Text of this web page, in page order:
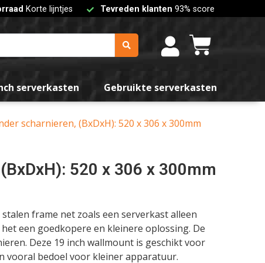
Korte lijntjes Tevreden klanten 93% score
serverkasten Gebruikte serverkasten
scharnieren, (BxDxH): 520 x 306 x 300mm
520 x 306 x 300mm
frame net zoals een serverkast alleen
een goedkopere en kleinere oplossing. De
Deze 19 inch wallmount is geschikt voor
vooral bedoel voor kleiner apparatuur.